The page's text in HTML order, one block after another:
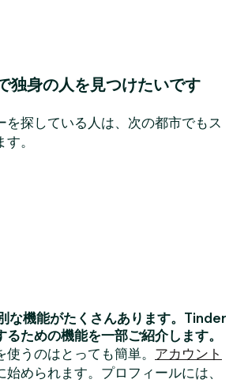
独身の人を見つけたいです
を探している人は、次の都市でもス
。
な機能がたくさんあります。Tinder
るための機能を一部ご紹介します。
うのはとっても簡単。 アカウント
始められます。プロフィールには、